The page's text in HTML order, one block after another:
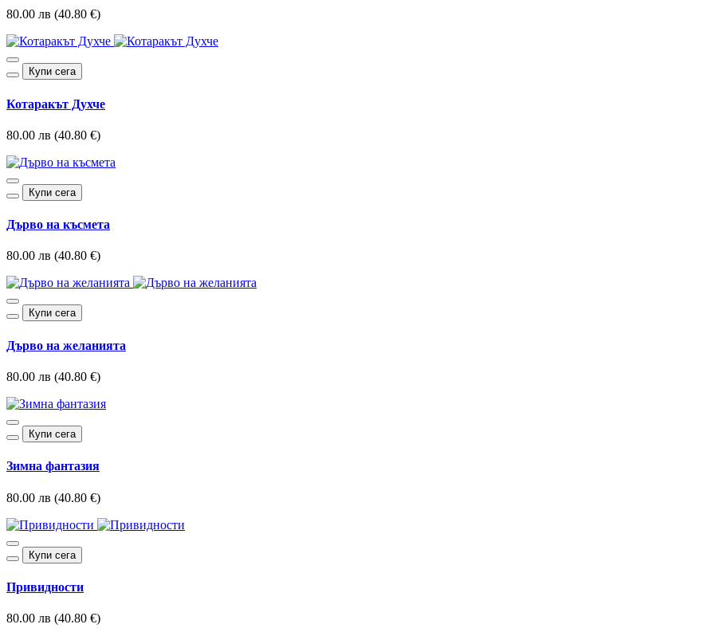
80.00 лв (40.80 €)
Купи сега
Котаракът Духче
80.00 лв (40.80 €)
Купи сега
Дърво на късмета
80.00 лв (40.80 €)
Купи сега
Дърво на желанията
80.00 лв (40.80 €)
Купи сега
Зимна фантазия
80.00 лв (40.80 €)
Купи сега
Привидности
80.00 лв (40.80 €)